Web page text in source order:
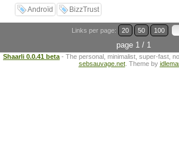
Androïd BizzTrust
Links per page: 20 50 100
page 1 / 1
Shaarli 0.0.41 beta - The personal, minimalist, super-fast,
sebsauvage.net. Theme by